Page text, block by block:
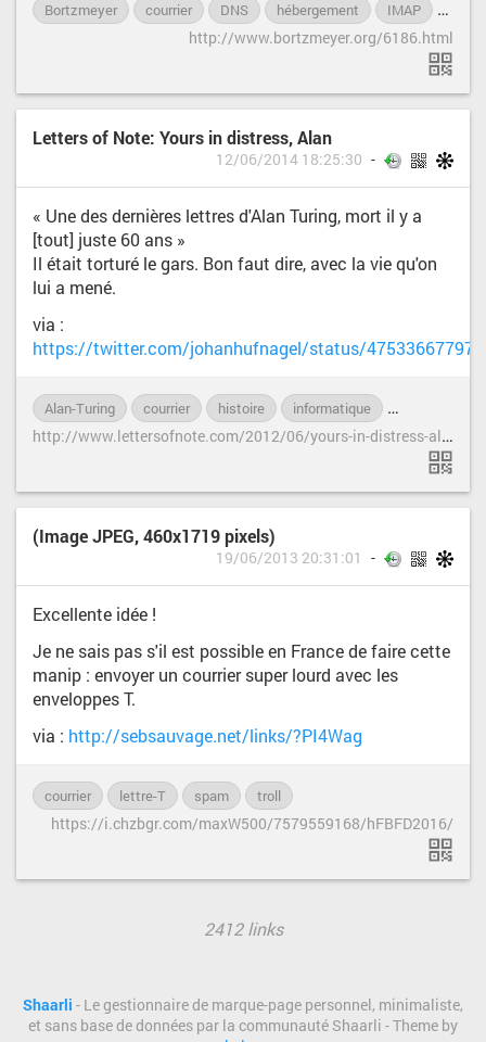
Bortzmeyer courrier DNS hébergement IMAP
http://www.bortzmeyer.org/6186.html
Letters of Note: Yours in distress, Alan
12/06/2014 18:25:30
« Une des dernières lettres d'Alan Turing, mort il y a
[tout] juste 60 ans »
Il était torturé le gars. Bon faut dire, avec la vie qu'on
lui a mené.
via :
https://twitter.com/johanhufnagel/status/
Alan-Turing courrier histoire informatique
h
ttp://www.lettersofnote.com/2012/06/yours-in-distress-alan.html
(Image JPEG, 460x1719 pixels)
19/06/2013 20:31:01
Excellente idée !
Je ne sais pas s'il est possible en France de faire cette
manip : envoyer un courrier super lourd avec les
enveloppes T.
via : http://sebsauvage.net/links/?PI4Wag
courrier lettre-T spam troll
https://i.chzbgr.com/maxW500/7579559168/hFBFD2016/
2412 links
Shaarli - Le gestionnaire de marque-page personnel, minimaliste,
et sans base de données par la communauté Shaarli - Theme by